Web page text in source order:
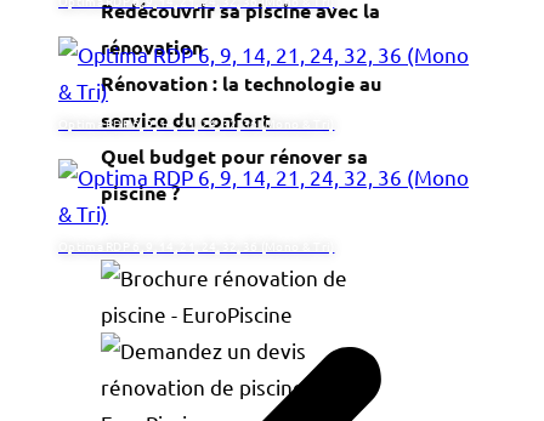
Redécouvrir sa piscine avec la
rénovation
Rénovation : la technologie au
service du confort
Quel budget pour rénover sa
piscine ?
Optima RDP 6, 9, 14, 21, 24, 32, 36 (Mono & Tri)